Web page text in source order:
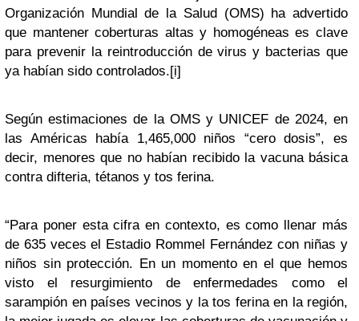
Organización Mundial de la Salud (OMS) ha advertido
que mantener coberturas altas y homogéneas es clave
para prevenir la reintroducción de virus y bacterias que
ya habían sido controlados.[i]
Según estimaciones de la OMS y UNICEF de 2024, en
las Américas había 1,465,000 niños “cero dosis”, es
decir, menores que no habían recibido la vacuna básica
contra difteria, tétanos y tos ferina.
“Para poner esta cifra en contexto, es como llenar más
de 635 veces el Estadio Rommel Fernández con niñas y
niños sin protección. En un momento en el que hemos
visto el resurgimiento de enfermedades como el
sarampión en países vecinos y la tos ferina en la región,